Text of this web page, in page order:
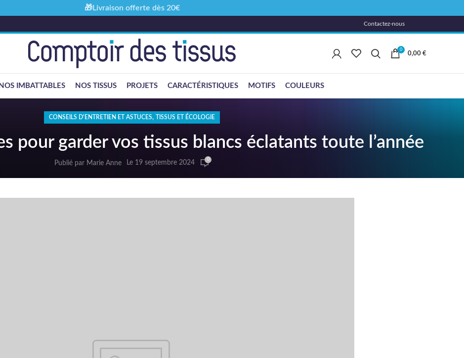
Contactez-nous
0
0,00 €
NOS IMBATTABLES NOS TISSUS PROJETS CARACTÉRISTIQUES MOTIFS COULEURS
CONSEILS D'ENTRETIEN ET ASTUCES, TISSUS ET ÉCOLOGIE
pour garder vos tissus blancs éclatants toute l’année
Publié par Marie Anne Le 19 septembre 2024 0
🎁Livraison offerte dès 20€